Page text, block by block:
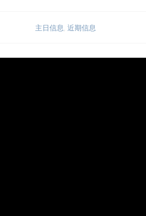
主日信息, 近期信息